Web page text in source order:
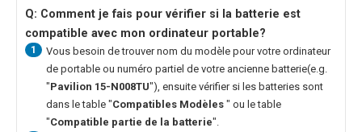
Q: Comment je fais pour vérifier si la batterie est
compatible avec mon ordinateur portable?
1
Vous besoin de trouver nom du modèle pour votre ordinateur
de portable ou numéro partiel de votre ancienne batterie(e.g.
"Pavilion 15-N008TU"), ensuite vérifier si les batteries sont
dans le table "Compatibles Modèles " ou le table
"Compatible partie de la batterie".